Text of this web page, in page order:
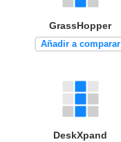
GrassHopper
Añadir a comparar
DeskXpand